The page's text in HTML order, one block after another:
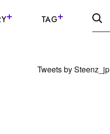
TAG
Tweets by Steenz_jp